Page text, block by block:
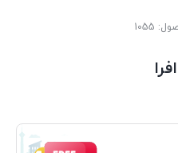
1055